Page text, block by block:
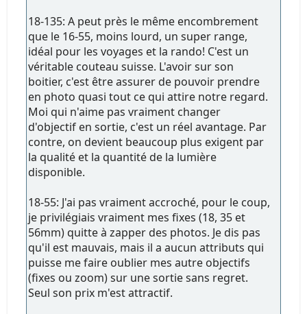
18-135: A peut près le même encombrement
que le 16-55, moins lourd, un super range,
idéal pour les voyages et la rando! C'est un
véritable couteau suisse. L'avoir sur son
boitier, c'est être assurer de pouvoir prendre
en photo quasi tout ce qui attire notre regard.
Moi qui n'aime pas vraiment changer
d'objectif en sortie, c'est un réel avantage. Par
contre, on devient beaucoup plus exigent par
la qualité et la quantité de la lumière
disponible.
18-55: J'ai pas vraiment accroché, pour le coup,
je privilégiais vraiment mes fixes (18, 35 et
56mm) quitte à zapper des photos. Je dis pas
qu'il est mauvais, mais il a aucun attributs qui
puisse me faire oublier mes autre objectifs
(fixes ou zoom) sur une sortie sans regret.
Seul son prix m'est attractif.